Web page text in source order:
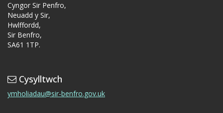
Cyngor Sir Penfro,
Neuadd y Sir,
Hwlffordd,
Sir Benfro,
SA61 1TP.
Cysylltwch
ymholiadau@sir-benfro.gov.uk